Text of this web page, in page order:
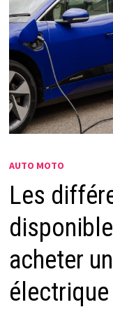
AUTO MOTO
Les
acheter
électrique